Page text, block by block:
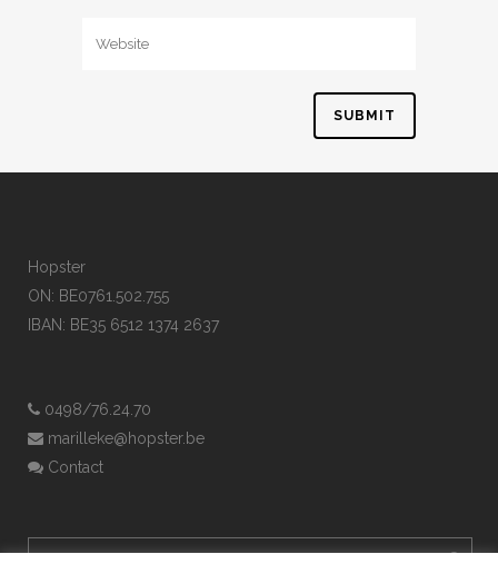
Hopster
ON: BE0761.502.755
IBAN: BE35 6512 1374 2637
0498/76.24.70
marilleke@hopster.be
Contact